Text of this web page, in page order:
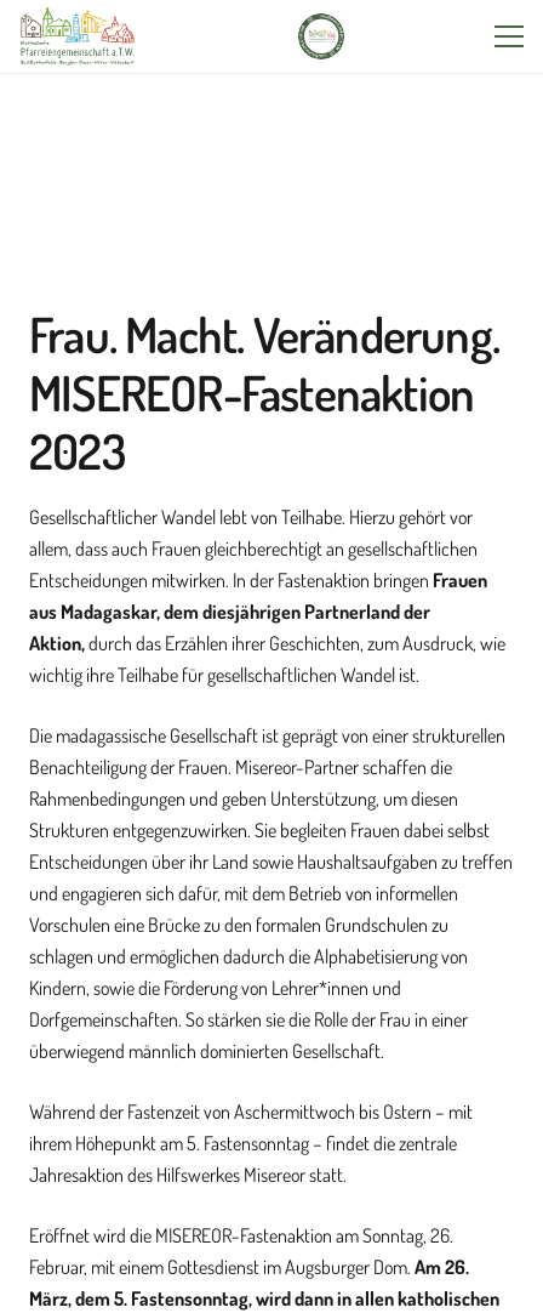
Frau. Macht. Veränderung.
MISEREOR-Fastenaktion
2023
Gesellschaftlicher Wandel lebt von Teilhabe. Hierzu gehört vor
allem, dass auch Frauen gleichberechtigt an gesellschaftlichen
Entscheidungen mitwirken. In der Fastenaktion bringen Frauen
aus Madagaskar, dem diesjährigen Partnerland der
Aktion,durch das Erzählen ihrer Geschichten, zum Ausdruck, wie
wichtig ihre Teilhabe für gesellschaftlichen Wandel ist.
Die madagassische Gesellschaft ist geprägt von einer strukturellen
Benachteiligung der Frauen. Misereor-Partner schaffen die
Rahmenbedingungen und geben Unterstützung, um diesen
Strukturen entgegenzuwirken. Sie begleiten Frauen dabei selbst
Entscheidungen über ihr Land sowie Haushaltsaufgaben zu treffen
und engagieren sich dafür, mit dem Betrieb von informellen
Vorschulen eine Brücke zu den formalen Grundschulen zu
schlagen und ermöglichen dadurch die Alphabetisierung von
Kindern, sowie die Förderung von Lehrer*innen und
Dorfgemeinschaften. So stärken sie die Rolle der Frau in einer
überwiegend männlich dominierten Gesellschaft.
Während der Fastenzeit von Aschermittwoch bis Ostern – mit
ihrem Höhepunkt am 5. Fastensonntag – findet die zentrale
Jahresaktion des Hilfswerkes Misereor statt.
Eröffnet wird die MISEREOR-Fastenaktion am Sonntag, 26.
Februar, mit einem Gottesdienst im Augsburger Dom. Am 26.
März, dem 5. Fastensonntag, wird dann in allen katholischen